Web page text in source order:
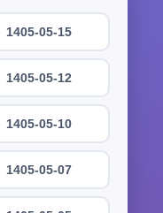
1405-05-15
1405-05-12
1405-05-10
1405-05-07